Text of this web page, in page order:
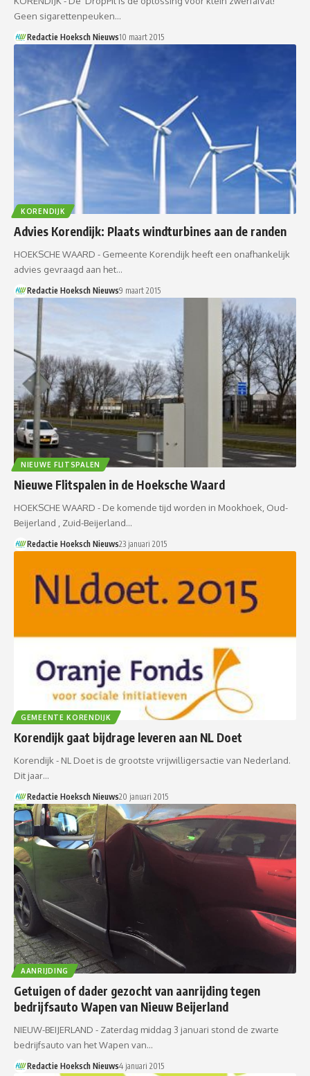
Geen sigarettenpeuken…
Redactie Hoeksch Nieuws10 maart 2015
KORENDIJK
Advies Korendijk: Plaats windturbines aan de randen
HOEKSCHE WAARD - Gemeente Korendijk heeft een onafhankelijk
advies gevraagd aan het…
Redactie Hoeksch Nieuws9 maart 2015
NIEUWE FLITSPALEN
Nieuwe Flitspalen in de Hoeksche Waard
HOEKSCHE WAARD - De komende tijd worden in Mookhoek, Oud-
Beijerland , Zuid-Beijerland…
Redactie Hoeksch Nieuws23 januari 2015
GEMEENTE KORENDIJK
Korendijk gaat bijdrage leveren aan NL Doet
Korendijk - NL Doet is de grootste vrijwilligersactie van Nederland.
Dit jaar…
Redactie Hoeksch Nieuws20 januari 2015
AANRIJDING
Getuigen of dader gezocht van aanrijding tegen
bedrijfsauto Wapen van Nieuw Beijerland
NIEUW-BEIJERLAND - Zaterdag middag 3 januari stond de zwarte
bedrijfsauto van het Wapen van…
Redactie Hoeksch Nieuws4 januari 2015